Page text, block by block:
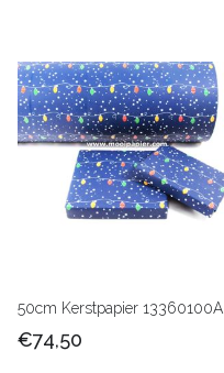
50cm Kerstpapier 13360100A
€74,50